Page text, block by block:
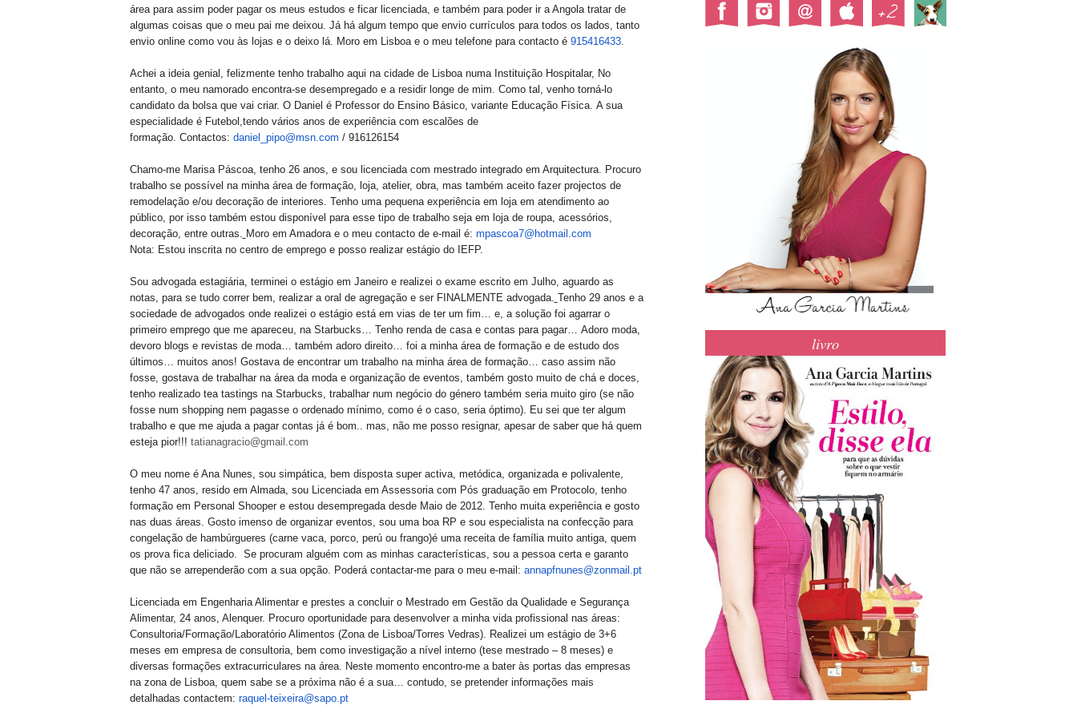
área para assim poder pagar os meus estudos e ficar licenciada, e também para poder ir a Angola tratar de
algumas coisas que o meu pai me deixou. Já há algum tempo que envio currículos para todos os lados, tanto
envio online como vou às lojas e o deixo lá. Moro em Lisboa e o meu telefone para contacto é 915416433.
Achei a ideia genial, felizmente tenho trabalho aqui na cidade de Lisboa numa Instituição Hospitalar, No
entanto, o meu namorado encontra-se desempregado e a residir longe de mim. Como tal, venho torná-lo
candidato da bolsa que vai criar. O Daniel é Professor do Ensino Básico, variante Educação Física. A sua
especialidade é Futebol,tendo vários anos de experiência com escalões de
formação. Contactos: daniel_pipo@msn.com / 916126154
Chamo-me Marisa Páscoa, tenho 26 anos, e sou licenciada com mestrado integrado em Arquitectura. Procuro
trabalho se possível na minha área de formação, loja, atelier, obra, mas também aceito fazer projectos de
remodelação e/ou decoração de interiores. Tenho uma pequena experiência em loja em atendimento ao
público, por isso também estou disponível para esse tipo de trabalho seja em loja de roupa, acessórios,
decoração, entre outras.
Moro em Amadora e o meu contacto de e-mail é: mpascoa7@hotmail.com
Nota: Estou inscrita no centro de emprego e posso realizar estágio do IEFP.
Sou advogada estagiária, terminei o estágio em Janeiro e realizei o exame escrito em Julho, aguardo as
notas, para se tudo correr bem, realizar a oral de agregação e ser FINALMENTE advogada. Tenho 29 anos e a
sociedade de advogados onde realizei o estágio está em vias de ter um fim… e, a solução foi agarrar o
primeiro emprego que me apareceu, na Starbucks… Tenho renda de casa e contas para pagar… Adoro moda,
devoro blogs e revistas de moda… também adoro direito… foi a minha área de formação e de estudo dos
últimos… muitos anos! Gostava de encontrar um trabalho na minha área de formação… caso assim não
fosse, gostava de trabalhar na área da moda e organização de eventos, também gosto muito de chá e doces,
tenho realizado tea tastings na Starbucks, trabalhar num negócio do género também seria muito giro (se não
fosse num shopping nem pagasse o ordenado mínimo, como é o caso, seria óptimo). Eu sei que ter algum
trabalho e que me ajuda a pagar contas já é bom.. mas, não me posso resignar, apesar de saber que há quem
esteja pior!!! tatianagracio@gmail.com
O meu nome é Ana Nunes, sou simpática, bem disposta super activa, metódica, organizada e polivalente,
tenho 47 anos, resido em Almada, sou Licenciada em Assessoria com Pós graduação em Protocolo, tenho
formação em Personal Shooper e estou desempregada desde Maio de 2012. Tenho muita experiência e gosto
nas duas áreas. Gosto imenso de organizar eventos, sou uma boa RP e sou especialista na confecção para
congelação de hambúrgueres (carne vaca, porco, perú ou frango)é uma receita de família muito antiga, quem
os prova fica deliciado. Se procuram alguém com as minhas características, sou a pessoa certa e garanto
que não se arrependerão com a sua opção. Poderá contactar-me para o meu e-mail: annapfnunes@zonmail.pt
Licenciada em Engenharia Alimentar e prestes a concluir o Mestrado em Gestão da Qualidade e Segurança
Alimentar, 24 anos, Alenquer. Procuro oportunidade para desenvolver a minha vida profissional nas áreas:
Consultoria/Formação/Laboratório Alimentos (Zona de Lisboa/Torres Vedras). Realizei um estágio de 3+6
meses em empresa de consultoria, bem como investigação a nível interno (tese mestrado – 8 meses) e
diversas formações extracurriculares na área. Neste momento encontro-me a bater às portas das empresas
na zona de Lisboa, quem sabe se a próxima não é a sua… contudo, se pretender informações mais
detalhadas contactem: raquel-teixeira@sapo.pt
livro